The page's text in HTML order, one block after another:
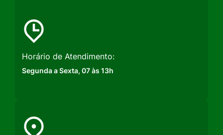
Horário de Atendimento:
Segunda a Sexta, 07 às 13h